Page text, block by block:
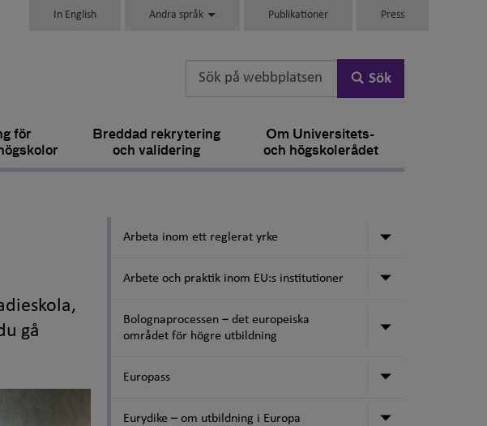
In English Andra språk Publikationer Press
Sök
för
Breddad rekrytering
och validering
Om Universitets-
och högskolerådet
gå
Arbeta inom ett reglerat yrke Undermeny
Arbete och praktik inom EU:s institutioner Undermeny
Bolognaprocessen ‒ det europeiska
området för högre utbildning
Undermeny
Europass Undermeny
Eurydike – om utbildning i Europa Undermeny